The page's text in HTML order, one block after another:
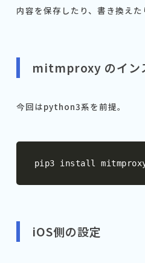
内容を保存したり、書き換えた
mitmproxy のイン
今回はpython3系を前提。
pip3 install
iOS側の設定